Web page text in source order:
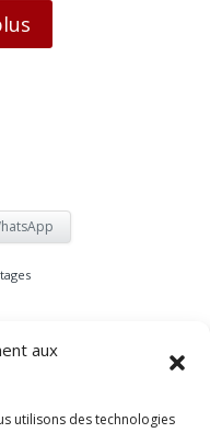
aux
utilisons des technologies